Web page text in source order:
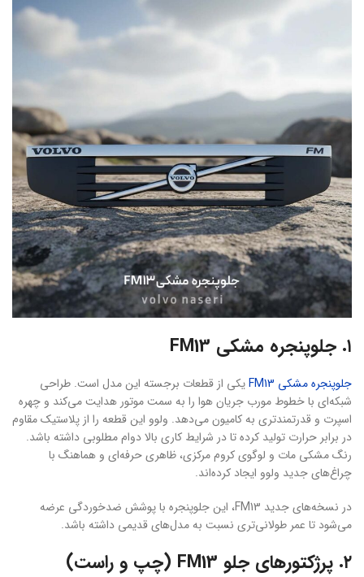
۱. جلوپنجره مشکی FM13
جلوپنجره مشکی FM13
یکی از قطعات برجسته این مدل است. طراحی
شبکه‌ای با خطوط مورب جریان هوا را به سمت موتور هدایت می‌کند و چهره
اسپرت و قدرتمندتری به کامیون می‌دهد. ولوو این قطعه را از پلاستیک مقاوم
در برابر حرارت تولید کرده تا در شرایط کاری بالا دوام مطلوبی داشته باشد.
رنگ مشکی مات و لوگوی کروم مرکزی، ظاهری حرفه‌ای و هماهنگ با
چراغ‌های جدید ولوو ایجاد کرده‌اند.
در نسخه‌های جدید FM13، این جلوپنجره با پوشش ضدخوردگی عرضه
می‌شود تا عمر طولانی‌تری نسبت به مدل‌های قدیمی داشته باشد.
۲. پرژکتورهای جلو FM13 (چپ و راست)